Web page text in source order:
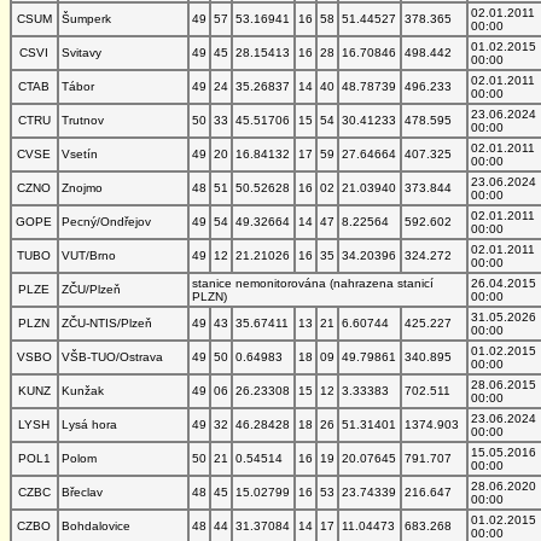
CSUM
Šumperk 49 57 53.16941 16 58 51.44527 378.365
02.01.2011
00:00
CSVI
Svitavy 49 45 28.15413 16 28 16.70846 498.442
01.02.2015
00:00
CTAB
Tábor 49 24 35.26837 14 40 48.78739 496.233
02.01.2011
00:00
CTRU
Trutnov 50 33 45.51706 15 54 30.41233 478.595
23.06.2024
00:00
CVSE
Vsetín 49 20 16.84132 17 59 27.64664 407.325
02.01.2011
00:00
CZNO
Znojmo 48 51 50.52628 16 02 21.03940 373.844
23.06.2024
00:00
GOPE
Pecný/Ondřejov 49 54 49.32664 14 47 8.22564 592.602
02.01.2011
00:00
TUBO
VUT/Brno 49 12 21.21026 16 35 34.20396 324.272
02.01.2011
00:00
PLZE
ZČU/Plzeň
stanice nemonitorována (nahrazena stanicí
PLZN)
26.04.2015
00:00
PLZN
ZČU-NTIS/Plzeň 49 43 35.67411 13 21 6.60744 425.227
31.05.2026
00:00
VSBO
VŠB-TUO/Ostrava 49 50 0.64983 18 09 49.79861 340.895
01.02.2015
00:00
KUNZ
Kunžak 49 06 26.23308 15 12 3.33383 702.511
28.06.2015
00:00
LYSH
Lysá hora 49 32 46.28428 18 26 51.31401 1374.903
23.06.2024
00:00
POL1
Polom 50 21 0.54514 16 19 20.07645 791.707
15.05.2016
00:00
CZBC
Břeclav 48 45 15.02799 16 53 23.74339 216.647
28.06.2020
00:00
CZBO
Bohdalovice 48 44 31.37084 14 17 11.04473 683.268
01.02.2015
00:00